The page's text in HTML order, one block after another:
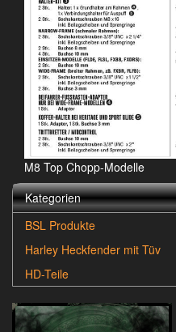
M8 Top Chopp-Modelle
Kategorien
BSL Produkte
Harley Heckfender mit Tüv
HD-Teile